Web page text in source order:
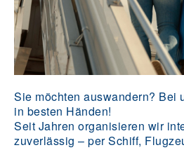
Sie möchten auswandern? Bei
in besten Händen!
Seit Jahren organisieren wir
zuverlässig – per Schiff,